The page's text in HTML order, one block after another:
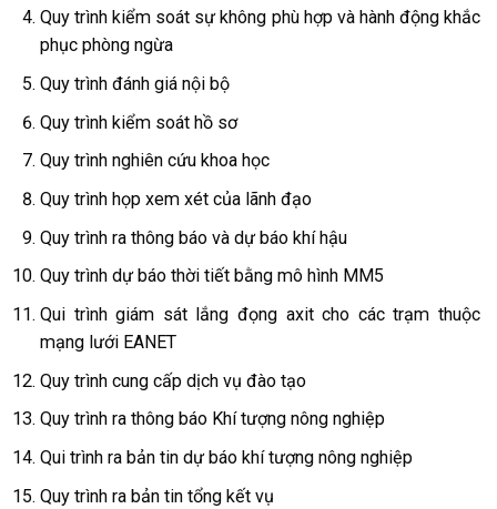
Quy trình kiểm soát sự không phù hợp và hành động khắc
phục phòng ngừa
Quy trình đánh giá nội bộ
Quy trình kiểm soát hồ sơ
Quy trình nghiên cứu khoa học
Quy trình họp xem xét của lãnh đạo
Quy trình ra thông báo và dự báo khí hậu
Quy trình dự báo thời tiết bằng mô hình MM5
Qui trình giám sát lắng đọng axit cho các trạm thuộc
mạng lưới EANET
Quy trình cung cấp dịch vụ đào tạo
Quy trình ra thông báo Khí tượng nông nghiệp
Qui trình ra bản tin dự báo khí tượng nông nghiệp
Quy trình ra bản tin tổng kết vụ